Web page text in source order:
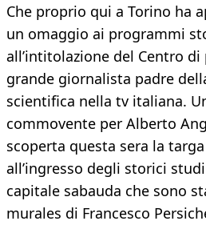
Che proprio qui a Torino ha
un omaggio ai programmi
all’intitolazione del Centro di
grande giornalista padre
scientifica nella tv italiana.
commovente per Alberto
scoperta questa sera la
all’ingresso degli storici
capitale sabauda che sono
murales di Francesco